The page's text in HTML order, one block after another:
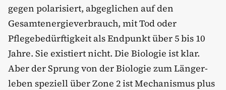
gegen polarisiert, abgeglichen auf den
Gesamtenergieverbrauch, mit Tod oder
Pflegebedürftigkeit als Endpunkt über 5 bis 10
Jahre. Sie existiert nicht. Die Biologie ist klar.
Aber der Sprung von der Biologie zum Länger-
leben speziell über Zone 2 ist Mechanismus plus